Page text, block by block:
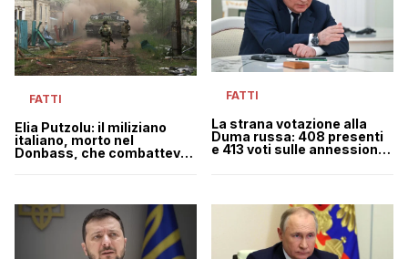
FATTI
Elia Putzolu: il miliziano
italiano, morto nel
Donbass, che combatteva
FATTI
La strana votazione alla
Duma russa: 408 presenti
e 413 voti sulle annessioni